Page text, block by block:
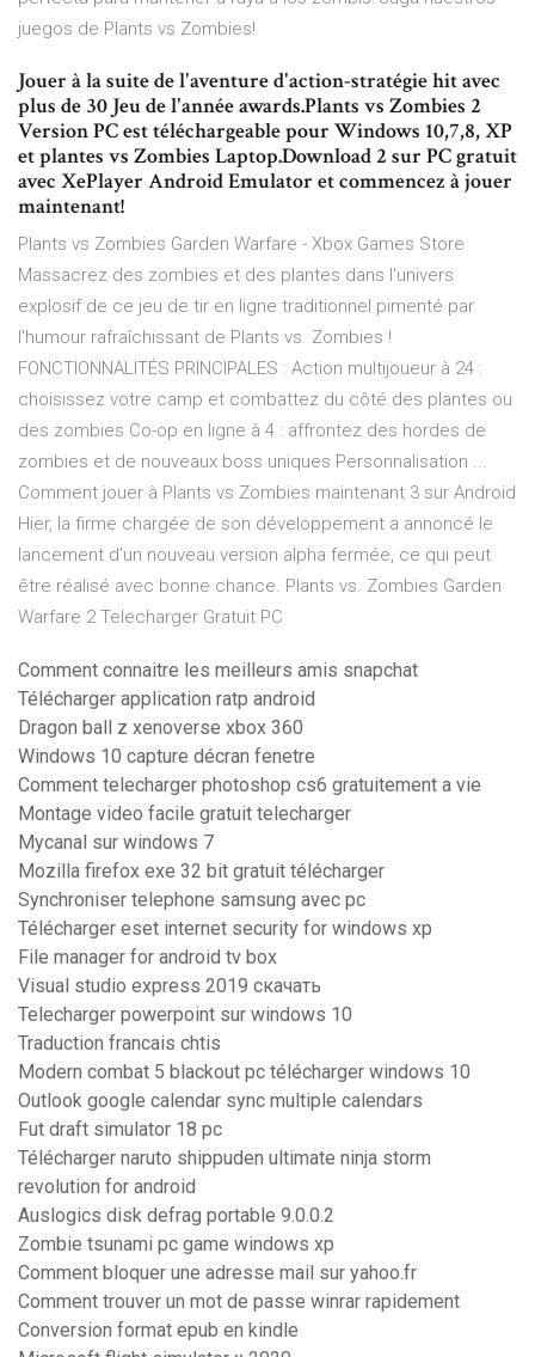
juegos de Plants vs Zombies!
Jouer à la suite de l'aventure d'action-stratégie hit avec
plus de 30 Jeu de l'année awards.Plants vs Zombies 2
Version PC est téléchargeable pour Windows 10,7,8, XP
et plantes vs Zombies Laptop.Download 2 sur PC gratuit
avec XePlayer Android Emulator et commencez à jouer
maintenant!
Plants vs Zombies Garden Warfare - Xbox Games Store
Massacrez des zombies et des plantes dans l'univers
explosif de ce jeu de tir en ligne traditionnel pimenté par
l'humour rafraîchissant de Plants vs. Zombies !
FONCTIONNALITÉS PRINCIPALES : Action multijoueur à 24 :
choisissez votre camp et combattez du côté des plantes ou
des zombies Co-op en ligne à 4 : affrontez des hordes de
zombies et de nouveaux boss uniques Personnalisation ...
Comment jouer à Plants vs Zombies maintenant 3 sur Android
Hier, la firme chargée de son développement a annoncé le
lancement d’un nouveau version alpha fermée, ce qui peut
être réalisé avec bonne chance. Plants vs. Zombies Garden
Warfare 2 Telecharger Gratuit PC
Comment connaitre les meilleurs amis snapchat
Télécharger application ratp android
Dragon ball z xenoverse xbox 360
Windows 10 capture décran fenetre
Comment telecharger photoshop cs6 gratuitement a vie
Montage video facile gratuit telecharger
Mycanal sur windows 7
Mozilla firefox exe 32 bit gratuit télécharger
Synchroniser telephone samsung avec pc
Télécharger eset internet security for windows xp
File manager for android tv box
Visual studio express 2019 скачать
Telecharger powerpoint sur windows 10
Traduction francais chtis
Modern combat 5 blackout pc télécharger windows 10
Outlook google calendar sync multiple calendars
Fut draft simulator 18 pc
Télécharger naruto shippuden ultimate ninja storm
revolution for android
Auslogics disk defrag portable 9.0.0.2
Zombie tsunami pc game windows xp
Comment bloquer une adresse mail sur yahoo.fr
Comment trouver un mot de passe winrar rapidement
Conversion format epub en kindle